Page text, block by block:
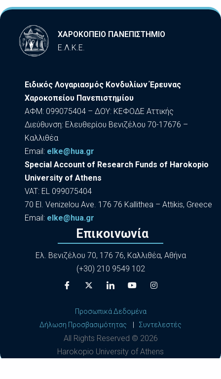
ΧΑΡΟΚΟΠΕΙΟ ΠΑΝΕΠΙΣΤΗΜΙΟ
Ε.Λ.Κ.Ε.
Ειδικός Λογαριασμός Κονδυλίων Έρευνας
Χαροκοπείου Πανεπιστημίου
ΑΦΜ: 099075404 – ΔΟΥ: ΚΕΦΟΔΕ Αττικής
Διεύθυνση: Ελευθερίου Βενιζέλου 70-17676 –
Καλλιθέα
Εmail: elke@hua.gr
Special Account of Research Funds of Harokopio
University of Athens
VAT: EL 099075404
70 El. Venizelou Ave. 176 76 Kallithea – Attikis, Greece
Εmail: elke@hua.gr
Επικοινωνία
Ελ. Βενιζέλου 70, 176 76, Καλλιθέα, Αθήνα
(+30) 210 9549 102
Προσωπικά Δεδομένα
Δήλωση Προσβασιμότητας
Συντελεστές
All Rights Reserved © 2026
Harokopio University of Athens